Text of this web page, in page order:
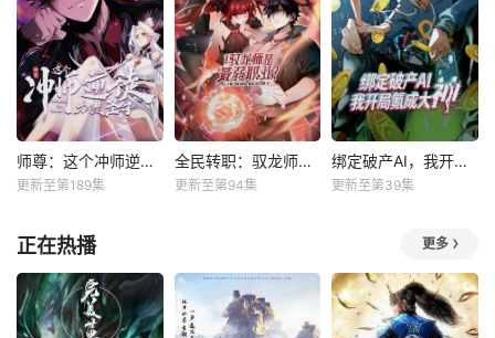
师尊：这个冲师逆徒才不是圣子动态漫
更新至第189集
全民转职：驭龙师是最弱职业？动态漫
更新至第94集
绑定破产AI，我开局氪成大神动态漫
更新至第39集
正在热播 更多